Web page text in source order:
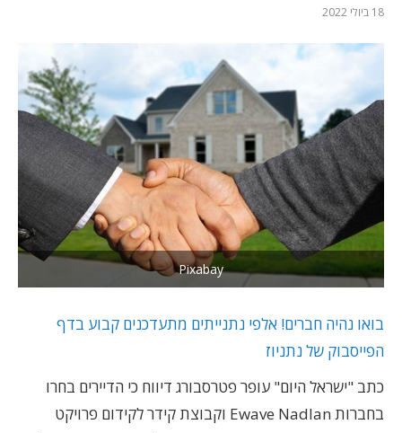
18 ביולי 2022
Pixabay
בואו נהיה חברים! אלפי נתנייתים מתעדכנים קבוע בדף
הפייסבוק של נתניוז
כתב "ישראל היום" עופר פטרסבורג דיווח כי הדיירים בחרו
בחברות Ewave Nadlan וקבוצת קידר לקידום פרויקט